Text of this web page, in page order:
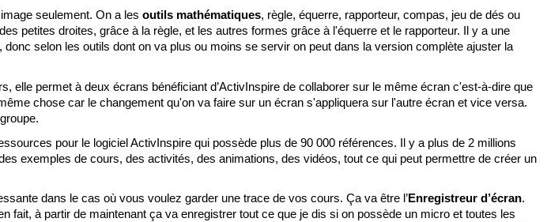
seulement. On a les outils mathématiques, règle, équerre, rapporteur, compas, jeu de dés ou
petites droites, grâce à la règle, et les autres formes grâce à l'équerre et le rapporteur. Il y a une
, donc selon les outils dont on va plus ou moins se servir on peut dans la version complète ajuster la
elle permet à deux écrans bénéficiant d’ActivInspire de collaborer sur le même écran c'est-à-dire que
chose car le changement qu'on va faire sur un écran s'appliquera sur l'autre écran et vice versa.
pour le logiciel ActivInspire qui possède plus de 90 000 références. Il y a plus de 2 millions
exemples de cours, des activités, des animations, des vidéos, tout ce qui peut permettre de créer un
dans le cas où vous voulez garder une trace de vos cours. Ça va être l’Enregistreur d’écran.
fait, à partir de maintenant ça va enregistrer tout ce que je dis si on possède un micro et toutes les